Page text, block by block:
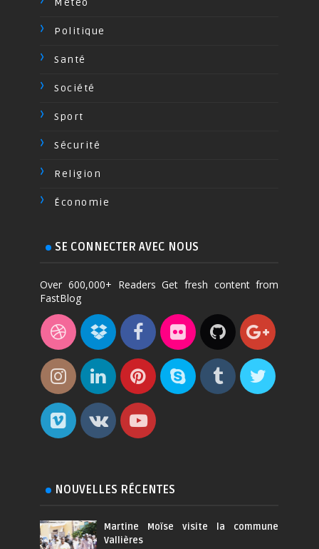
Méteo
Politique
Santé
Société
Sport
Sécurité
Religion
Économie
SE CONNECTER AVEC NOUS
Over 600,000+ Readers Get fresh content from
FastBlog
NOUVELLES RÉCENTES
Martine Moïse visite la commune
Vallières